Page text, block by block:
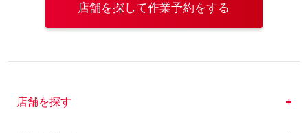
店舗を探して作業予約をする
店舗を探す